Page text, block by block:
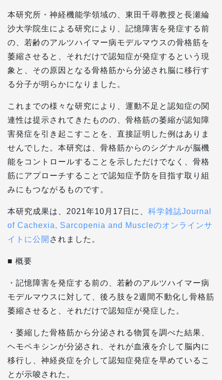
本研究所・神経機能学領域の、東田千尋教授と長瀬綸
沙大学院生による研究により、記憶障害を発症する前
の、若齢のアルツハイマー病モデルマウスの骨格筋を
萎縮させると、それだけで認知症が発症するという現
象と、その原因となる骨格筋から分泌され脳に移行す
る分子が明らかになりました。
これまでの様々な研究により、運動不足と認知症の関
連性は提示されてきたものの、骨格筋の萎縮が認知障
害発症を引き起こすことを、直接証明した例はありま
せんでした。本研究は、骨格筋からのシグナルが脳機
能をコントロールすることを示しただけでなく、骨格
筋にアプローチすることで認知症予防を目指す取り組
みにもつながるものです。
本研究成果は、2021年10月17日に、 科学雑誌Journal
of Cachexia, Sarcopenia and Muscleのオンラインサ
イトに公開 されました。
■ 概要
・記憶障害を発症する前の、若齢のアルツハイマー病
モデルマウスに対して、後ろ肢を2週間不動化し骨格筋
萎縮させると、それだけで認知症が発症した。
・萎縮した骨格筋から分泌される物質を調べた結果、
ヘモペキシンが分泌され、それが血液を介して脳内に
移行し、神経炎症を介して認知症発症を早めているこ
とが示唆された。